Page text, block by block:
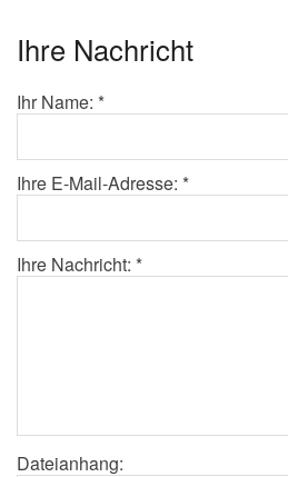
Ihre Nachricht
Ihr Name: *
Ihre E-Mail-Adresse: *
Ihre Nachricht: *
Dateianhang: